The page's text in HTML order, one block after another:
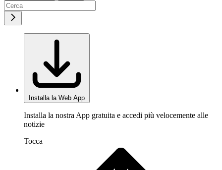
Installa la Web App
Installa la nostra App gratuita e accedi più velocemente alle
notizie
Tocca